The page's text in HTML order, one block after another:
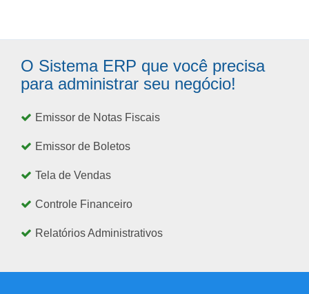
O Sistema ERP que você precisa
para administrar seu negócio!
Emissor de Notas Fiscais
Emissor de Boletos
Tela de Vendas
Controle Financeiro
Relatórios Administrativos